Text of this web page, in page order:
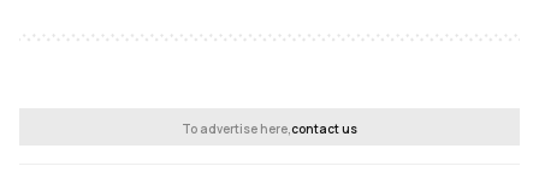
To advertise here,contact us